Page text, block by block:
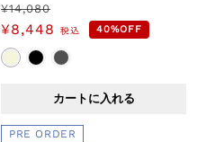
通
常
価
¥14,080
セ
ー
ル
¥8,448 税込 40%OFF
カートに入れる
PRE ORDER